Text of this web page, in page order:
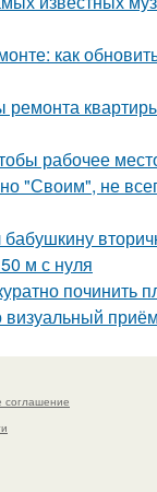
как
ремонта
рабочее
"Своим", не
м с нуля
починить
визуальный
соглашение